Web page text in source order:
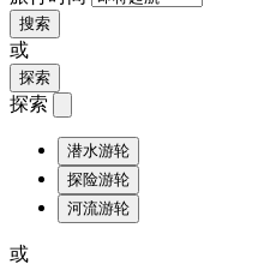
搜索
或
探索
探索
潜水游轮
探险游轮
河流游轮
或